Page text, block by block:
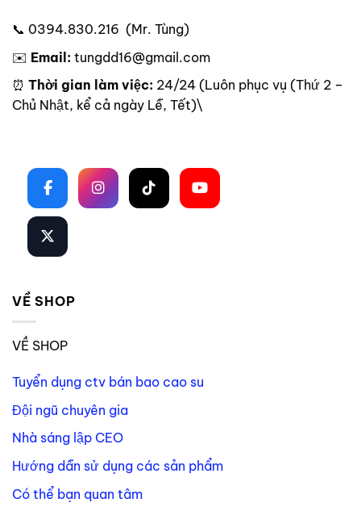
📞 0394.830.216 (Mr. Tùng)
✉️ Email: tungdd16@gmail.com
⏰ Thời gian làm việc: 24/24 (Luôn phục vụ (Thứ 2 –
Chủ Nhật, kể cả ngày Lễ, Tết)\
VỀ SHOP
VỀ SHOP
Tuyển dụng ctv bán bao cao su
Đội ngũ chuyên gia
Nhà sáng lập CEO
Hướng dẫn sử dụng các sản phẩm
Có thể bạn quan tâm